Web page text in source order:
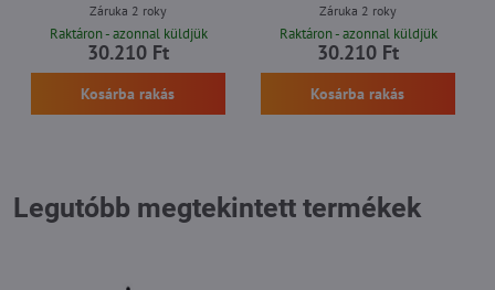
Záruka 2 roky
Raktáron - azonnal küldjük
30.210 Ft
Kosárba rakás
Záruka 2 roky
Raktáron - azonnal küldjük
30.210 Ft
Kosárba rakás
Legutóbb megtekintett termékek